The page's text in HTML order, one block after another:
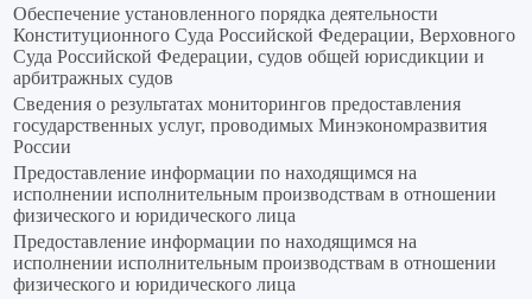
Обеспечение установленного порядка деятельности
Конституционного Суда Российской Федерации, Верховного
Суда Российской Федерации, судов общей юрисдикции и
арбитражных судов
Сведения о результатах мониторингов предоставления
государственных услуг, проводимых Минэкономразвития
России
Предоставление информации по находящимся на
исполнении исполнительным производствам в отношении
физического и юридического лица
Предоставление информации по находящимся на
исполнении исполнительным производствам в отношении
физического и юридического лица